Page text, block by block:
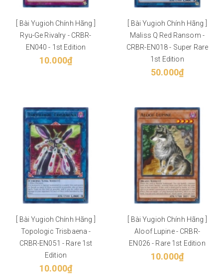
[ Bài Yugioh Chính Hãng ]
Ryu-Ge Rivalry - CRBR-
EN040 - 1st Edition
10.000₫
[ Bài Yugioh Chính Hãng ]
Maliss Q Red Ransom -
CRBR-EN018 - Super Rare
1st Edition
50.000₫
[ Bài Yugioh Chính Hãng ]
Topologic Trisbaena -
CRBR-EN051 - Rare 1st
Edition
10.000₫
[ Bài Yugioh Chính Hãng ]
Aloof Lupine - CRBR-
EN026 - Rare 1st Edition
10.000₫